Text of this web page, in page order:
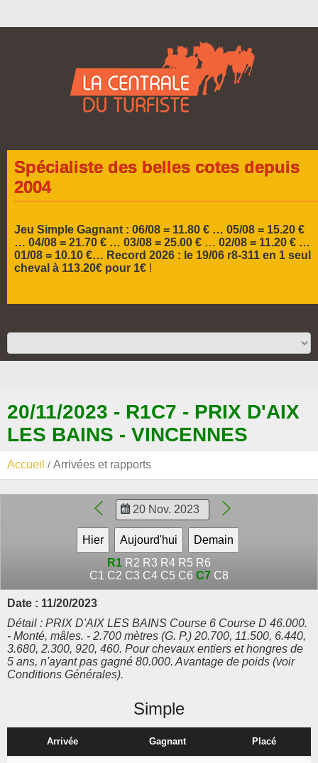
Spécialiste des belles cotes depuis
2004
Jeu Simple Gagnant : 06/08 = 11.80 € … 05/08 = 15.20 €
… 04/08 = 21.70 € … 03/08 = 25.00 € … 02/08 = 11.20 € …
01/08 = 10.10 €… Record 2026 : le 19/06 r8-311 en 1 seul
cheval à 113.20€ pour 1€ !
20/11/2023 - R1C7 - PRIX D'AIX
LES BAINS - VINCENNES
Accueil Arrivées et rapports
R1 R2 R3 R4 R5 R6
C1 C2 C3 C4 C5 C6 C7 C8
Date : 11/20/2023
Détail : PRIX D'AIX LES BAINS Course 6 Course D 46.000.
- Monté, mâles. - 2.700 mètres (G. P.) 20.700, 11.500, 6.440,
3.680, 2.300, 920, 460. Pour chevaux entiers et hongres de
5 ans, n'ayant pas gagné 80.000. Avantage de poids (voir
Conditions Générales).
Simple
Arrivée Gagnant Placé